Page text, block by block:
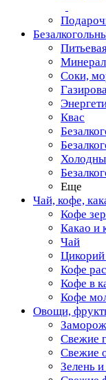
Соки,
Квас
Еще
Чай, кофе,
Кофе
Какао и
Чай
Цикорий
Кофе
Кофе в
Кофе
Овощи,
Свежие
Свежие
Зелень